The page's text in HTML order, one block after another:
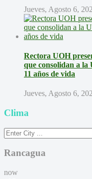
Jueves, Agosto 6,
Rectora UOH
que consolidan a la
11 años de vida
Jueves, Agosto 6,
Clima
Rancagua
now